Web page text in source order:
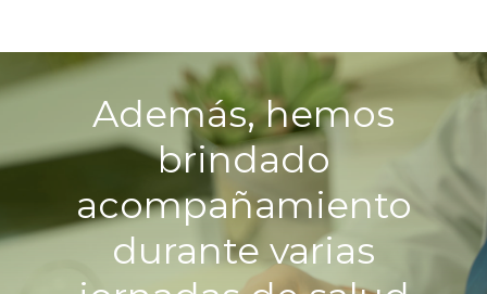
Además, hemos
brindado
acompañamiento
durante varias